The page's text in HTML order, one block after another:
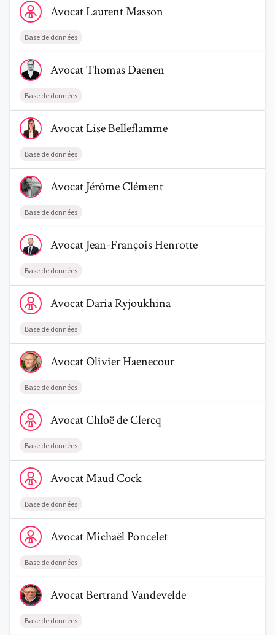
Blog
Une start-up 100% indépendante
AvocatLaurentMasson
Base de données
Voir le profil de AvocatThomas Daenen
AvocatThomasDaenen
Base de données
Voir le profil de AvocatLise Belleflamme
AvocatLiseBelleflamme
Base de données
Voir le profil de AvocatJérôme Clément
AvocatJérômeClément
Base de données
Voir le profil de AvocatJean-François Henrotte
AvocatJean-FrançoisHenrotte
Base de données
Voir le profil de AvocatDaria Ryjoukhina
AvocatDariaRyjoukhina
Base de données
Voir le profil de AvocatOlivier Haenecour
AvocatOlivierHaenecour
Base de données
Voir le profil de AvocatChloë de Clercq
AvocatChloëde Clercq
Base de données
Voir le profil de AvocatMaud Cock
AvocatMaudCock
Base de données
Voir le profil de AvocatMichaël Poncelet
AvocatMichaëlPoncelet
Base de données
Voir le profil de AvocatBertrand Vandevelde
AvocatBertrandVandevelde
Base de données